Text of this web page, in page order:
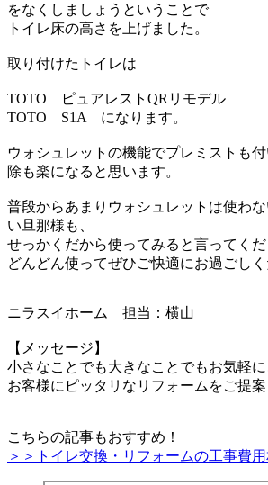
をなくしましょうということで
トイレ床の高さを上げました。
取り付けたトイレは
TOTO ピュアレストQRリモデル
TOTO S1A になります。
ウォシュレットの機能でプレミストも付
除も楽になると思います。
普段からあまりウォシュレットは使わ
い 旦那様も、
せっかくだから使ってみると言ってくだ
どんどん使ってぜひご快適にお過ごしく
ニラスイホーム 担当：横山
【メッセージ】
小さなことでも大きなことでもお気軽に
お客様にピッタリなリフォームをご提案
こちらの記事もおすすめ！
＞＞トイレ交換・リフォームの工事費